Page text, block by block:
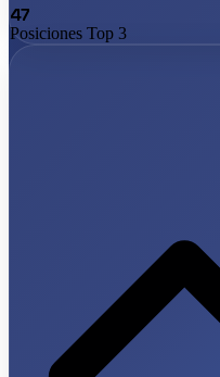
47
Posiciones Top 3